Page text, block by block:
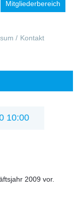
Mitgliederbereich
Kontakt
10:00
2009 vor.